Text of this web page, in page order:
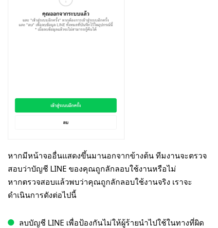
หากมีหน้าจออื่นแสดงขึ้นมานอกจากข้างต้น ทีมงานจะตรวจ
สอบว่าบัญชี LINE ของคุณถูกลักลอบใช้งานหรือไม่
หากตรวจสอบแล้วพบว่าคุณถูกลักลอบใช้งานจริง เราจะ
ดำเนินการดังต่อไปนี้
ลบบัญชี LINE เพื่อป้องกันไม่ให้ผู้ร้ายนำไปใช้ในทางที่ผิด